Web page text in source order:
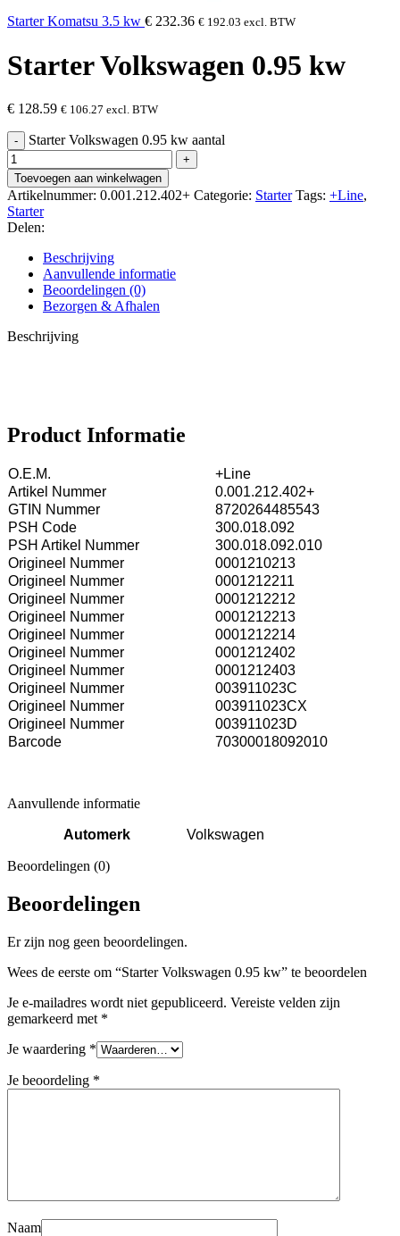
Starter Komatsu 3.5 kw € 232.36 € 192.03 excl. BTW
Starter Volkswagen 0.95 kw
€ 128.59 € 106.27 excl. BTW
Starter Volkswagen 0.95 kw aantal
Toevoegen aan winkelwagen
Artikelnummer: 0.001.212.402+ Categorie: Starter Tags: +Line,
Starter
Delen:
Beschrijving
Aanvullende informatie
Beoordelingen (0)
Bezorgen & Afhalen
Beschrijving
Product Informatie
O.E.M.
+Line
Artikel Nummer
0.001.212.402+
GTIN Nummer
8720264485543
PSH Code
300.018.092
PSH Artikel Nummer
300.018.092.010
Origineel Nummer
0001210213
Origineel Nummer
0001212211
Origineel Nummer
0001212212
Origineel Nummer
0001212213
Origineel Nummer
0001212214
Origineel Nummer
0001212402
Origineel Nummer
0001212403
Origineel Nummer
003911023C
Origineel Nummer
003911023CX
Origineel Nummer
003911023D
Barcode
70300018092010
Aanvullende informatie
Automerk Volkswagen
Beoordelingen (0)
Beoordelingen
Er zijn nog geen beoordelingen.
Wees de eerste om “Starter Volkswagen 0.95 kw” te beoordelen
Je e-mailadres wordt niet gepubliceerd. Vereiste velden zijn
gemarkeerd met *
Je waardering *
Je beoordeling *
Naam